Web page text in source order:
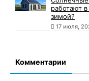
работают
зимой?
17 июля,
Комментарии